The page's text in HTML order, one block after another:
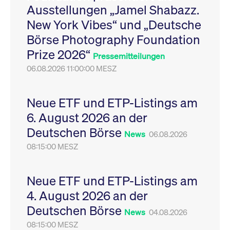
Ausstellungen „Jamel Shabazz.
New York Vibes“ und „Deutsche
Börse Photography Foundation
Prize 2026“ Pressemitteilungen
06.08.2026 11:00:00 MESZ
Neue ETF und ETP-Listings am
6. August 2026 an der
Deutschen Börse News 06.08.2026
08:15:00 MESZ
Neue ETF und ETP-Listings am
4. August 2026 an der
Deutschen Börse News 04.08.2026
08:15:00 MESZ
Leistung der Website
zu messen. Es handelt
sich um ein Muster-
Cookie, bei dem auf
das Präfix _pk_ses
eine kurze Reihe von
VISITOR_PRIVACY_METADATA
YouTube
.youtube.com
6
Monate
Dieses Cookie dient
Speicherung der
Einwilligungs- und
des Nutzers für ihre
Interaktion mit der
Sitzungen geehrt